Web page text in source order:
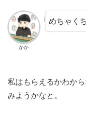
かか
めちゃく
私はもらえるかわか
みようかなと。